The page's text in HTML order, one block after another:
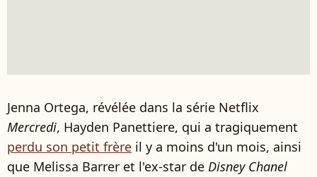
Jenna Ortega, révélée dans la série Netflix
Mercredi, Hayden Panettiere, qui a tragiquement
perdu son petit frère il y a moins d'un mois, ainsi
que Melissa Barrer et l'ex-star de Disney Chanel